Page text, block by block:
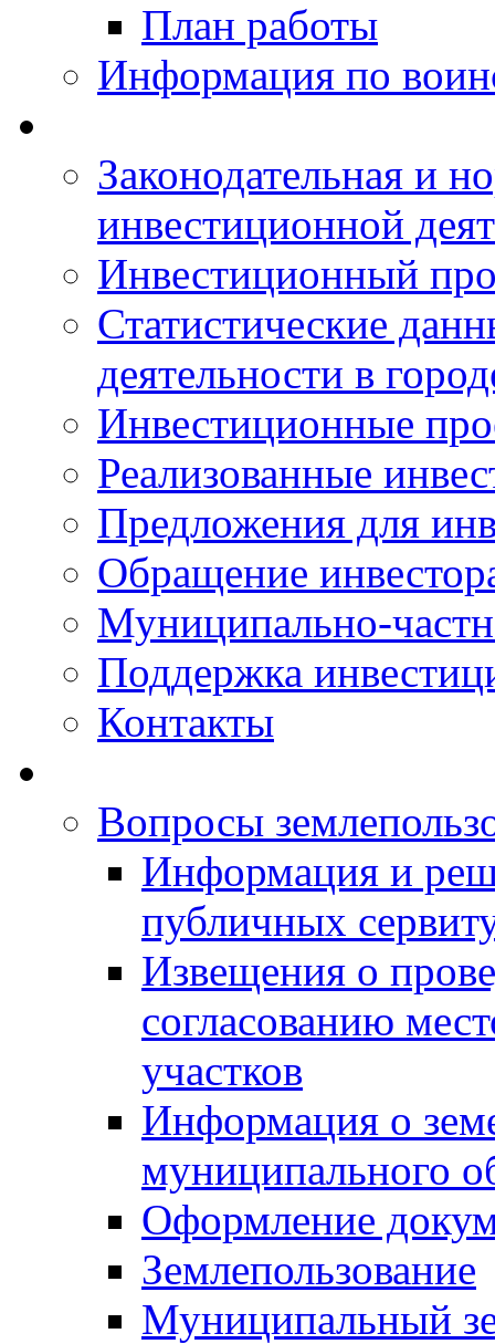
План работы
Информация по
Законодательная и
инвестиционной
Инвестиционный
Статистические
деятельности в
Инвестиционные
Реализованные
Предложения для
Обращение
Муниципально-
Поддержка
Контакты
Вопросы
Информация и
публичных
Извещения о
согласованию
участков
Информация о
муниципального
Оформление
Землепользование
Муниципальный